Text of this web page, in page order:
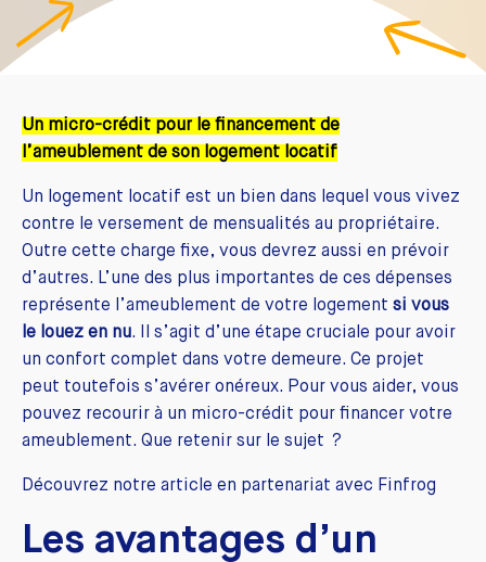
Un micro-crédit pour le financement de
l’ameublement de son logement locatif
Un logement locatif est un bien dans lequel vous vivez
contre le versement de mensualités au propriétaire.
Outre cette charge fixe, vous devrez aussi en prévoir
d’autres. L’une des plus importantes de ces dépenses
représente l’ameublement de votre logement si vous
le louez en nu. Il s’agit d’une étape cruciale pour avoir
un confort complet dans votre demeure. Ce projet
peut toutefois s’avérer onéreux. Pour vous aider, vous
pouvez recourir à un micro-crédit pour financer votre
ameublement. Que retenir sur le sujet ?
Découvrez notre article en partenariat avec Finfrog
Les avantages d’un